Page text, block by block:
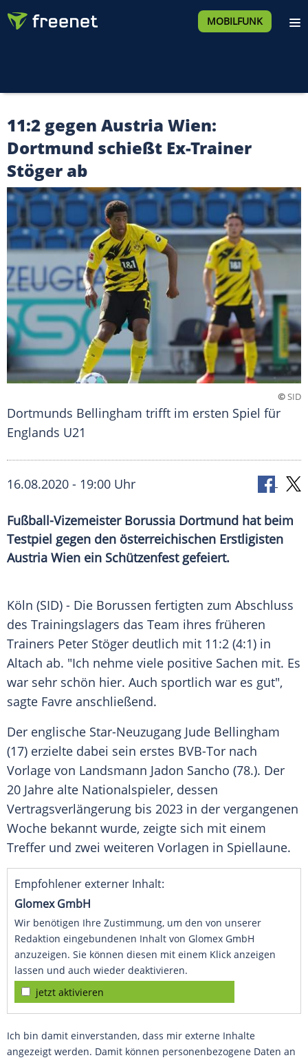
MOBILFUNK
11:2 gegen Austria Wien:
Dortmund schießt Ex-Trainer
Stöger ab
©SID
Dortmunds Bellingham trifft im ersten Spiel für
Englands U21
16.08.2020 - 19:00 Uhr
Fußball-Vizemeister Borussia Dortmund hat beim
Testpiel gegen den österreichischen Erstligisten
Austria Wien ein Schützenfest gefeiert.
Köln (SID) - Die Borussen fertigten zum Abschluss
des Trainingslagers das Team ihres früheren
Trainers Peter Stöger deutlich mit 11:2 (4:1) in
Altach ab. "Ich nehme viele positive Sachen mit. Es
war sehr schön hier. Auch sportlich war es gut",
sagte Favre anschließend.
Der englische Star-Neuzugang Jude Bellingham
(17) erzielte dabei sein erstes BVB-Tor nach
Vorlage von Landsmann Jadon Sancho (78.). Der
20 Jahre alte Nationalspieler, dessen
Vertragsverlängerung bis 2023 in der vergangenen
Woche bekannt wurde, zeigte sich mit einem
Treffer und zwei weiteren Vorlagen in Spiellaune.
Empfohlener externer Inhalt:
Glomex GmbH
Wir benötigen Ihre Zustimmung, um den von unserer
Redaktion eingebundenen Inhalt von Glomex GmbH
anzuzeigen. Sie können diesen mit einem Klick anzeigen
lassen und auch wieder deaktivieren.
jetzt aktivieren
Ich bin damit einverstanden, dass mir externe Inhalte
angezeigt werden. Damit können personenbezogene Daten an